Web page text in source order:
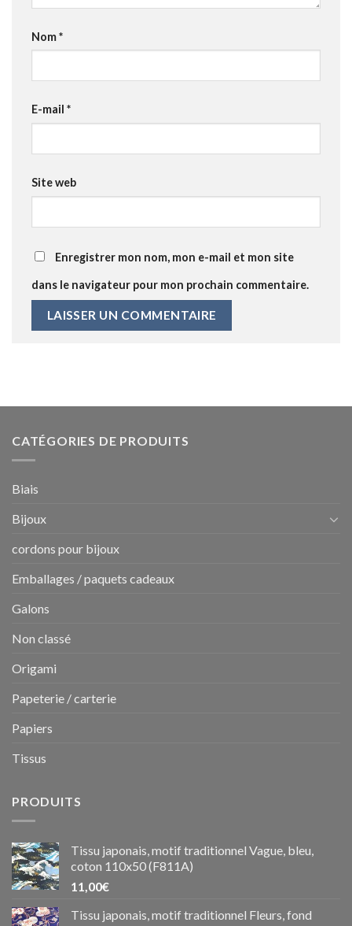
Nom*
E-mail *
Site web
Enregistrer mon nom, mon e-mail et mon site
dans le navigateur pour mon prochain commentaire.
CATÉGORIES DE PRODUITS
Biais
Bijoux
cordons pour bijoux
Emballages / paquets cadeaux
Galons
Non classé
Origami
Papeterie / carterie
Papiers
Tissus
PRODUITS
Tissu japonais, motif traditionnel Vague, bleu,
coton 110x50 (F811A)
11,00€
Tissu japonais, motif traditionnel Fleurs, fond